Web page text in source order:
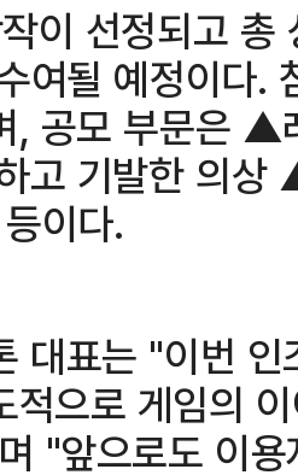
이 선정되고
될 예정이다.
, 공모 부문은
기발한 의상
이다.
대표는 "이번
적으로 게임의
"앞으로도 이